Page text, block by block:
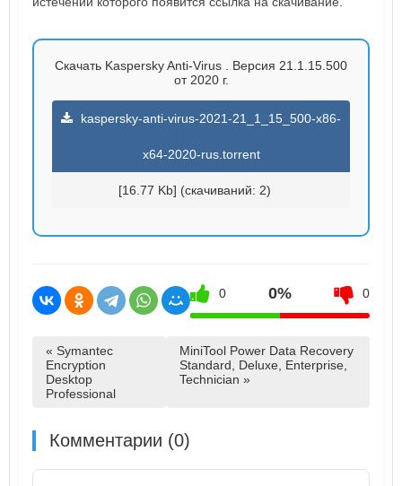
Скачать Kaspersky Anti-Virus . Версия 21.1.15.500
от 2020 г.
kaspersky-anti-virus-2021-21_1_15_500-x86-
x64-2020-rus.torrent
[16.77 Kb] (cкачиваний: 2)
0 0% 0
« Symantec
Encryption
Desktop
Professional
MiniTool Power Data Recovery
Standard, Deluxe, Enterprise,
Technician »
Комментарии (0)